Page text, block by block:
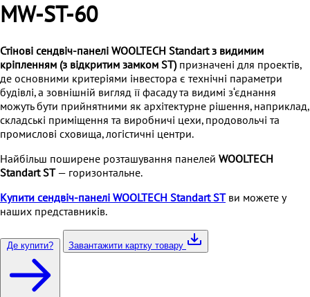
MW-ST-60
Стінові сендвіч-панелі WOOLTECH Standart з видимим
кріпленням (з відкритим замком ST) призначені для проектів,
де основними критеріями інвестора є технічні параметри
будівлі, а зовнішній вигляд її фасаду та видимі з‘єднання
можуть бути прийнятними як архітектурне рішення, наприклад,
складські приміщення та виробничі цехи, продовольчі та
промислові сховища, логістичні центри.
Найбільш поширене розташування панелей WOOLTECH
Standart ST— горизонтальне.
Купити сендвіч-панелі WOOLTECH Standart STви можете у
наших представників.
Де купити? Завантажити картку товару